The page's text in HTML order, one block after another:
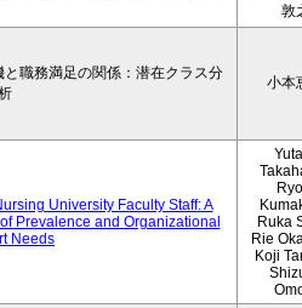
敦
職務満足の関係：潜在クラス分
小本
University Faculty Staff: A
Prevalence and Organizational
Needs
Ruka
Rie
Koji